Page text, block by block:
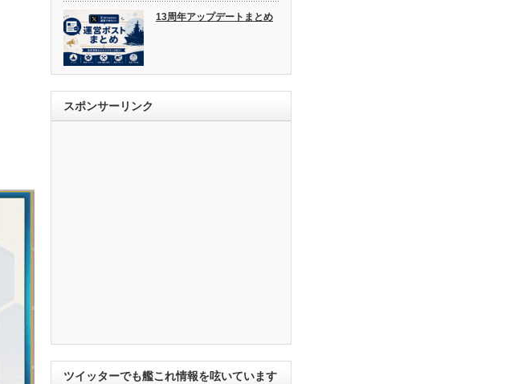
13周年アップデートまとめ
スポンサーリンク
ツイッターでも艦これ情報を呟いています